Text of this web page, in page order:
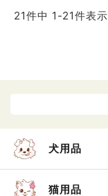
21件中 1 -21件表示
犬用品
猫用品